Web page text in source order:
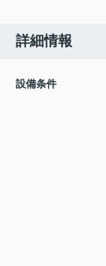
詳細情報
設備条件